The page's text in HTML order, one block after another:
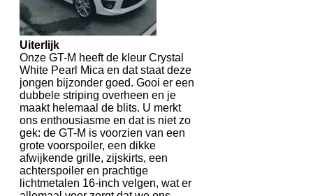
Uiterlijk
Onze GT-M heeft de kleur Crystal
White Pearl Mica en dat staat deze
jongen bijzonder goed. Gooi er een
dubbele striping overheen en je
maakt helemaal de blits. U merkt
ons enthousiasme en dat is niet zo
gek: de GT-M is voorzien van een
grote voorspoiler, een dikke
afwijkende grille, zijskirts, een
achterspoiler en prachtige
lichtmetalen 16-inch velgen, wat er